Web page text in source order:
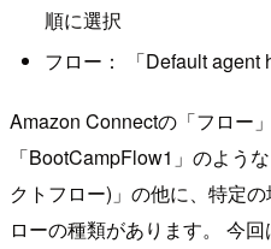
順に選択
フロー： 「Default agent
Amazon Connectの「フロー
「BootCampFlow1」のよう
クトフロー)」の他に、特定
ローの種類があります。 今